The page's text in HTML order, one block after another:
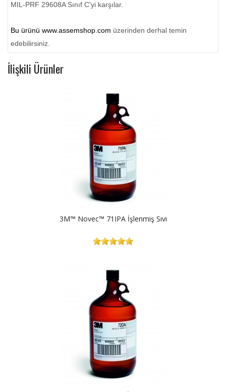
MIL-PRF 29608A Sınıf C'yi karşılar.
Bu ürünü www.assemshop.com üzerinden derhal temin
edebilirsiniz.
İlişkili Ürünler
3M™ Novec™ 71IPA İşlenmiş Sıvı